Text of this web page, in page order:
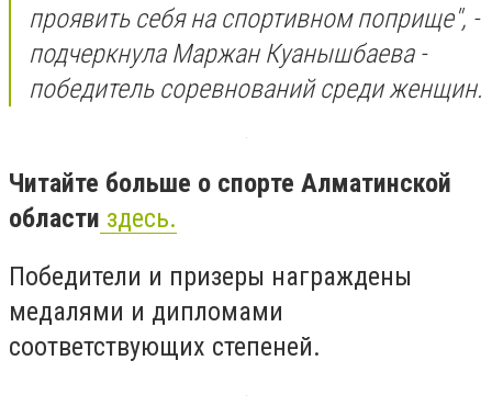
проявить себя на спортивном поприще", -
подчеркнула Маржан Куанышбаева -
победитель соревнований среди женщин.
Читайте больше о спорте Алматинской
области здесь.
Победители и призеры награждены
медалями и дипломами
соответствующих степеней.